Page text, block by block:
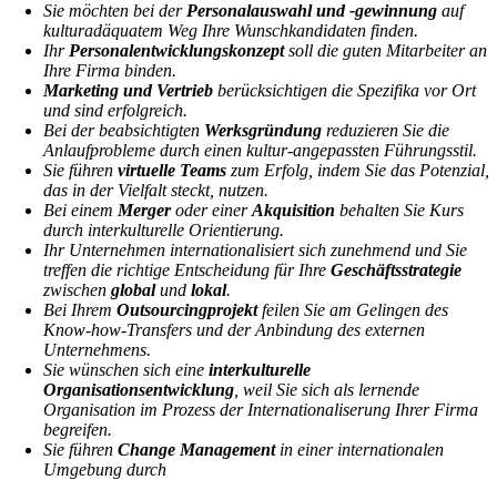
Sie möchten bei der Personalauswahl und -gewinnung auf
kulturadäquatem Weg Ihre Wunschkandidaten finden.
Ihr Personalentwicklungskonzeptsoll die guten Mitarbeiter an
Ihre Firma binden.
Marketing und Vertrieb berücksichtigen die Spezifika vor Ort
und sind erfolgreich.
Bei der beabsichtigten Werksgründung reduzieren Sie die
Anlaufprobleme durch einen kultur-angepassten Führungsstil.
Sie führenvirtuelle Teams zum Erfolg, indem Sie das Potenzial,
das in der Vielfalt steckt, nutzen.
Bei einem Mergeroder einerAkquisition behalten Sie Kurs
durch interkulturelle Orientierung.
Ihr Unternehmen internationalisiert sich zunehmend und Sie
treffen die richtige Entscheidung für IhreGeschäftsstrategie
zwischenglobalundlokal.
Bei IhremOutsourcingprojektfeilen Sie am Gelingen des
Know-how-Transfers und der Anbindung des externen
Unternehmens.
Sie wünschen sich eineinterkulturelle
Organisationsentwicklung , weil Sie sich als lernende
Organisation im Prozess der Internationaliserung Ihrer Firma
begreifen.
Sie führenChange Managementin einer internationalen
Umgebung durch